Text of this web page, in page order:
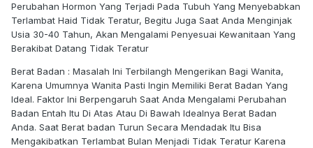
Perubahan Hormon Yang Terjadi Pada Tubuh Yang Menyebabkan
Terlambat Haid Tidak Teratur, Begitu Juga Saat Anda Menginjak
Usia 30-40 Tahun, Akan Mengalami Penyesuai Kewanitaan Yang
Berakibat Datang Tidak Teratur
Berat Badan : Masalah Ini Terbilangh Mengerikan Bagi Wanita,
Karena Umumnya Wanita Pasti Ingin Memiliki Berat Badan Yang
Ideal. Faktor Ini Berpengaruh Saat Anda Mengalami Perubahan
Badan Entah Itu Di Atas Atau Di Bawah Idealnya Berat Badan
Anda. Saat Berat badan Turun Secara Mendadak Itu Bisa
Mengakibatkan Terlambat Bulan Menjadi Tidak Teratur Karena